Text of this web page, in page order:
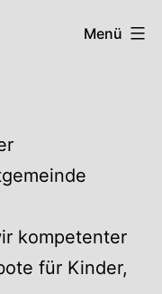
Menü
kompetenter
für Kinder,